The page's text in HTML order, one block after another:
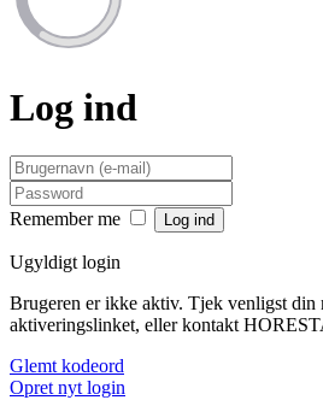
Log ind
Remember me
Ugyldigt login
Brugeren er ikke aktiv. Tjek venligst din
aktiveringslinket, eller kontakt
Glemt kodeord
Opret nyt login